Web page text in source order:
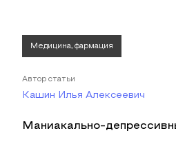
Медицина, фармация
Автор статьи
Кашин Илья Алексеевич
Маниакально-